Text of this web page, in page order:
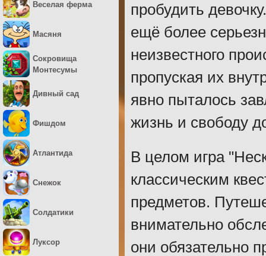
пробудить
ещё более
неизвестного
пропуская их
явно пыталось
жизнь и свободу
В целом игра
классическим
предметов.
внимательно
они обязательно
Веселая ферма
Масяня
Сокровища
Монтесумы
Дивный сад
Фишдом
Атлантида
Снежок
Солдатики
Луксор